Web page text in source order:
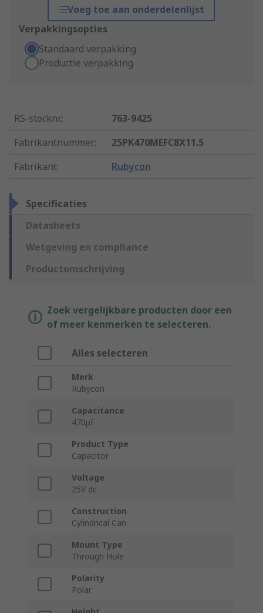
Voeg toe aan onderdelenlijst
Verpakkingsopties
Standaard verpakking
Productie verpakking
RS-stocknr.:
763-9425
Fabrikantnummer:
25PK470MEFC8X11.5
Fabrikant: Rubycon
Specificaties
Datasheets
Wetgeving en compliance
Productomschrijving
Zoek vergelijkbare producten door een
of meer kenmerken te selecteren.
Alles selecteren
Merk
Rubycon
Capacitance
470μF
Product Type
Capacitor
Voltage
25V dc
Construction
Cylindrical Can
Mount Type
Through Hole
Polarity
Polar